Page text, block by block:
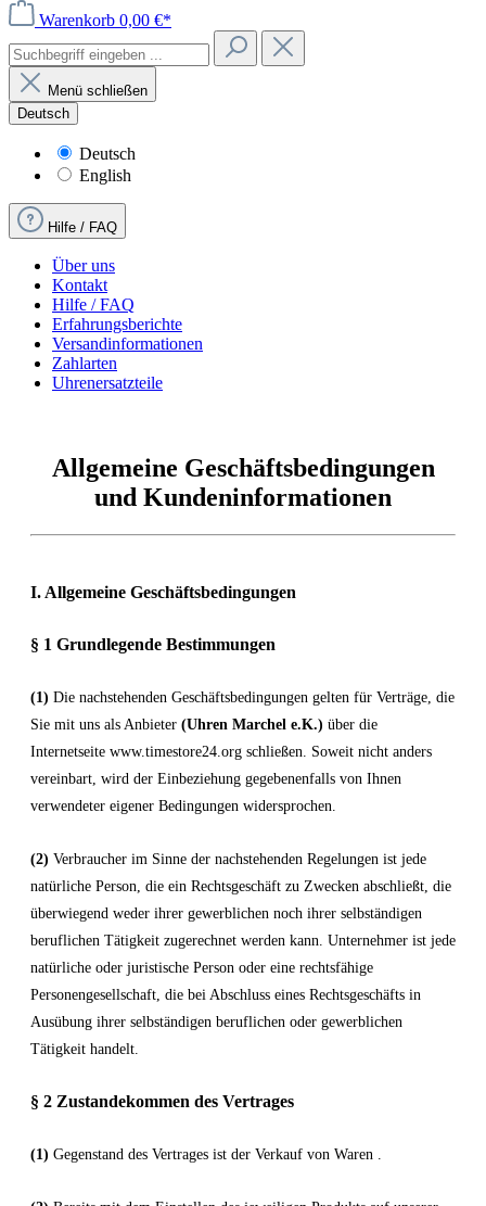
Warenkorb 0,00 €*
Menü schließen
Deutsch
Deutsch
English
Hilfe / FAQ
Über uns
Kontakt
Hilfe / FAQ
Erfahrungsberichte
Versandinformationen
Zahlarten
Uhrenersatzteile
Allgemeine Geschäftsbedingungen
und Kundeninformationen
I. Allgemeine Geschäftsbedingungen
§ 1 Grundlegende Bestimmungen
(1) Die nachstehenden Geschäftsbedingungen gelten für Verträge, die
Sie mit uns als Anbieter (Uhren Marchel e.K.) über die
Internetseite www.timestore24.org schließen. Soweit nicht anders
vereinbart, wird der Einbeziehung gegebenenfalls von Ihnen
verwendeter eigener Bedingungen widersprochen.
(2) Verbraucher im Sinne der nachstehenden Regelungen ist jede
natürliche Person, die ein Rechtsgeschäft zu Zwecken abschließt, die
überwiegend weder ihrer gewerblichen noch ihrer selbständigen
beruflichen Tätigkeit zugerechnet werden kann. Unternehmer ist jede
natürliche oder juristische Person oder eine rechtsfähige
Personengesellschaft, die bei Abschluss eines Rechtsgeschäfts in
Ausübung ihrer selbständigen beruflichen oder gewerblichen
Tätigkeit handelt.
§ 2 Zustandekommen des Vertrages
(1) Gegenstand des Vertrages ist der Verkauf von Waren